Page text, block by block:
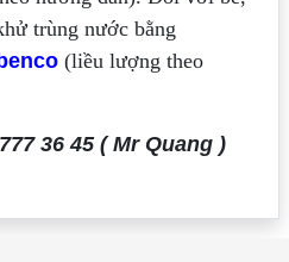
trùng nước bằng
(liều lượng theo
36 45 ( Mr Quang )